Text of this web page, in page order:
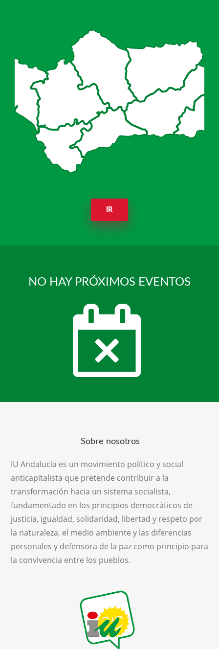
IR
NO HAY PRÓXIMOS EVENTOS
Sobre nosotros
IU Andalucía es un movimiento político y social
anticapitalista que pretende contribuir a la
transformación hacia un sistema socialista,
fundamentado en los principios democráticos de
justicia, igualdad, solidaridad, libertad y respeto por
la naturaleza, el medio ambiente y las diferencias
personales y defensora de la paz como principio para
la convivencia entre los pueblos.